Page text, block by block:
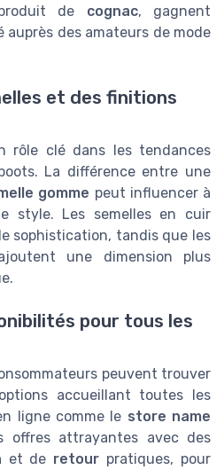
de cognac, gagnent
auprès des amateurs de mode
et des finitions
rôle clé dans les tendances
La différence entre une
gomme peut influencer à
Les semelles en cuir
sophistication, tandis que les
une dimension plus
pour tous les
peuvent trouver
accueillant toutes les
ligne comme le store name
offres attrayantes avec des
et de retour pratiques, pour